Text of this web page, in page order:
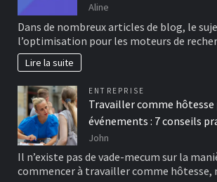
Aline
Dans de nombreux articles de blog, le
l’optimisation pour les moteurs de
Lire la suite
ENTREPRISE
Travailler comme hôtesse
événements : 7 conseils
John
Il n’existe pas de vade-mecum sur la
commencer à travailler comme